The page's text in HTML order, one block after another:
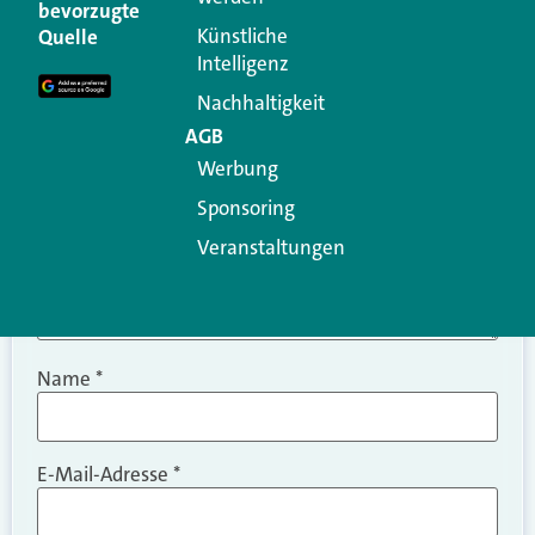
Erforderliche Felder sind mit
Kommentar
Name *
E-Mail-Adresse *
bevorzugte
Quelle
Künstliche
Intelligenz
Nachhaltigkeit
AGB
Werbung
Sponsoring
Veranstaltungen